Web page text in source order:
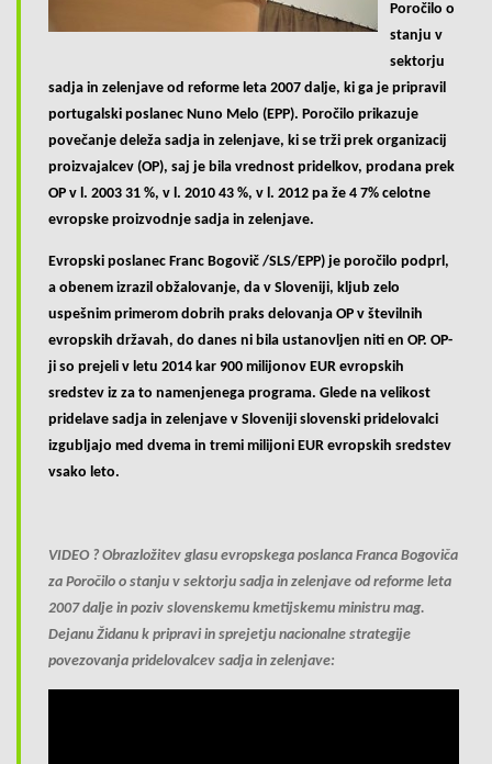
Poročilo o
stanju v
sektorju
sadja in zelenjave od reforme leta 2007 dalje, ki ga je pripravil
portugalski poslanec Nuno Melo (EPP). Poročilo prikazuje
povečanje deleža sadja in zelenjave, ki se trži prek organizacij
proizvajalcev (OP), saj je bila vrednost pridelkov, prodana prek
OP v l. 2003 31 %, v l. 2010 43 %, v l. 2012 pa že 4 7% celotne
evropske proizvodnje sadja in zelenjave.
Evropski poslanec Franc Bogovič /SLS/EPP) je poročilo podprl,
a obenem izrazil obžalovanje, da v Sloveniji, kljub zelo
uspešnim primerom dobrih praks delovanja OP v številnih
evropskih državah, do danes ni bila ustanovljen niti en OP. OP-
ji so prejeli v letu 2014 kar 900 milijonov EUR evropskih
sredstev iz za to namenjenega programa. Glede na velikost
pridelave sadja in zelenjave v Sloveniji slovenski pridelovalci
izgubljajo med dvema in tremi milijoni EUR evropskih sredstev
vsako leto.
VIDEO ? Obrazložitev glasu evropskega poslanca Franca Bogoviča
za Poročilo o stanju v sektorju sadja in zelenjave od reforme leta
2007 dalje in poziv slovenskemu kmetijskemu ministru mag.
Dejanu Židanu k pripravi in sprejetju nacionalne strategije
povezovanja pridelovalcev sadja in zelenjave: